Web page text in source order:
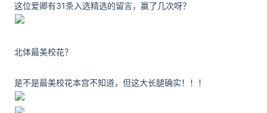
这位爱卿有31条入选精选的留言，赢了几次呀？
北体最美校花？
是不是最美校花本宫不知道，但这大长腿确实！！！